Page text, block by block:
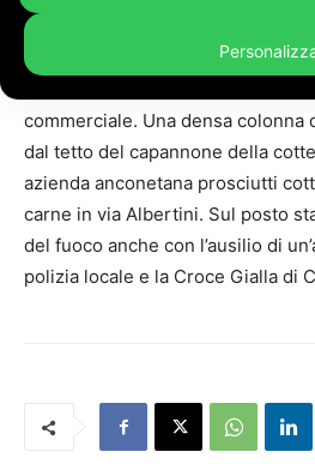
ANCONA – Un vasto incendio è
commerciale. Una densa colonna
dal tetto del capannone della
azienda anconetana prosciutti
carne in via Albertini. Sul posto
del fuoco anche con l’ausilio di
polizia locale e la Croce Gialla di